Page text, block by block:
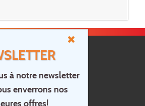
à notre newsletter
enverrons nos
offres!
Accueil